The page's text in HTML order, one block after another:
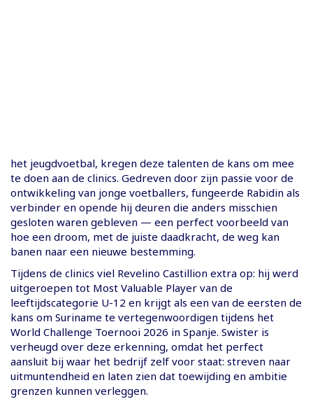
het jeugdvoetbal, kregen deze talenten de kans om mee
te doen aan de clinics. Gedreven door zijn passie voor de
ontwikkeling van jonge voetballers, fungeerde Rabidin als
verbinder en opende hij deuren die anders misschien
gesloten waren gebleven — een perfect voorbeeld van
hoe een droom, met de juiste daadkracht, de weg kan
banen naar een nieuwe bestemming.
Tijdens de clinics viel Revelino Castillion extra op: hij werd
uitgeroepen tot Most Valuable Player van de
leeftijdscategorie U-12 en krijgt als een van de eersten de
kans om Suriname te vertegenwoordigen tijdens het
World Challenge Toernooi 2026 in Spanje. Swister is
verheugd over deze erkenning, omdat het perfect
aansluit bij waar het bedrijf zelf voor staat: streven naar
uitmuntendheid en laten zien dat toewijding en ambitie
grenzen kunnen verleggen.